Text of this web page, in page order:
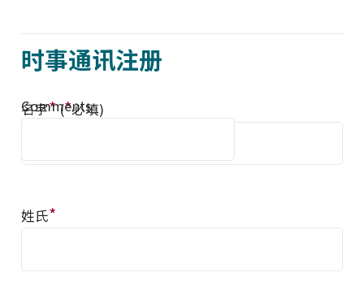
时事通讯注册
Comments
名字*(*必填)
姓氏*